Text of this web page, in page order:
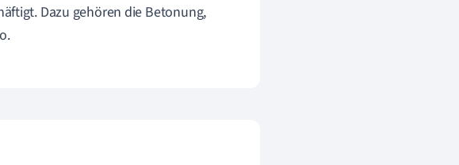
Dazu gehören die Betonung,